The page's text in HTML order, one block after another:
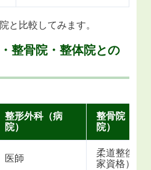
と比較してみます。
整骨院・整体院との
整形外科（病
院）
整骨院（接
院）
医師
柔道整復師
家資格）